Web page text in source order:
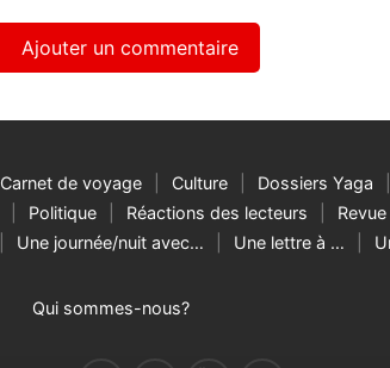
Carnet de voyage Culture Dossiers Yaga
Politique Réactions des lecteurs
Une journée/nuit avec… Une lettre à …
Qui sommes-nous?